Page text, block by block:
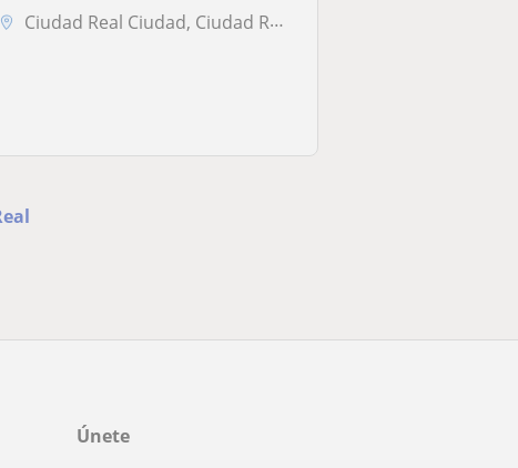
Ciudad Real Ciudad, Ciudad Real (Ciudad), Miguelturra
Únete